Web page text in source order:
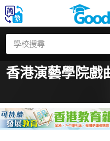
香港演藝學院戲